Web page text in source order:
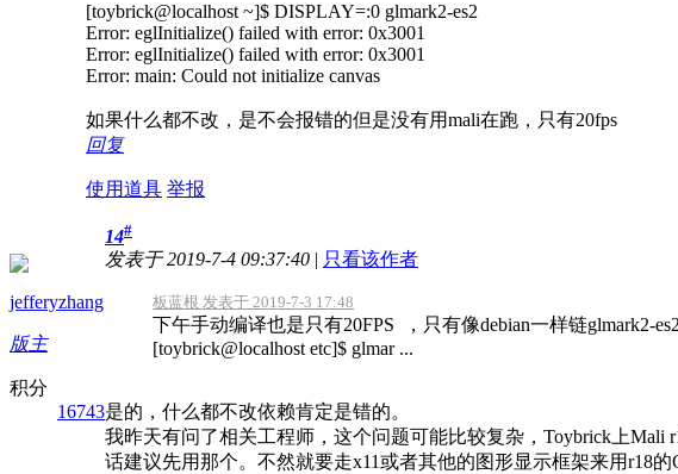
[toybrick@localhost ~]$ DISPLAY=:0 glmark2-es2
Error: eglInitialize() failed with error: 0x3001
Error: eglInitialize() failed with error: 0x3001
Error: main: Could not initialize canvas
如果什么都不改，是不会报错的但是没有用mali在跑，只有20fps
回复
使用道具 举报
jefferyzhang
版主
积分
16743
14#
发表于 2019-7-4 09:37:40 | 只看该作者
板蓝根 发表于 2019-7-3 17:48
下午手动编译也是只有20FPS ，只有像debian一样链glmark2-
[toybrick@localhost etc]$ glmar ...
是的，什么都不改依赖肯定是错的。
我昨天有问了相关工程师，这个问题可能比较复杂，Toybrick上
话建议先用那个。不然就要走x11或者其他的图形显示框架来用r18的